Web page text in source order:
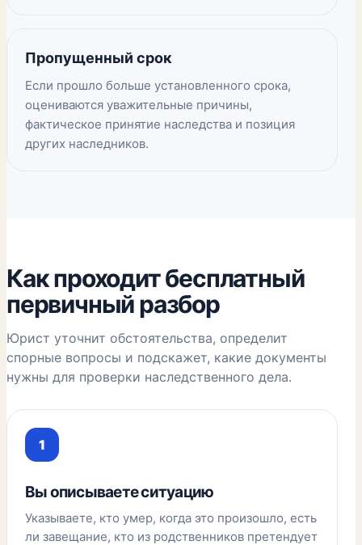
Пропущенный срок
Если прошло больше установленного срока,
оцениваются уважительные причины,
фактическое принятие наследства и позиция
других наследников.
Как проходит бесплатный
первичный разбор
Юрист уточнит обстоятельства, определит
спорные вопросы и подскажет, какие документы
нужны для проверки наследственного дела.
Вы описываете ситуацию
Указываете, кто умер, когда это произошло, есть
ли завещание, кто из родственников претендует